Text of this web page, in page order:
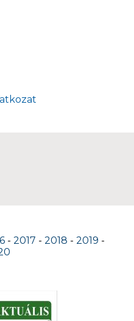
- 2017 - 2018 - 2019 -